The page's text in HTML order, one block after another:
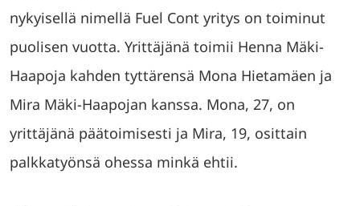
nykyisellä nimellä Fuel Cont yritys on toiminut
puolisen vuotta. Yrittäjänä toimii Henna Mäki-
Haapoja kahden tyttärensä Mona Hietamäen ja
Mira Mäki-Haapojan kanssa. Mona, 27, on
yrittäjänä päätoimisesti ja Mira, 19, osittain
palkkatyönsä ohessa minkä ehtii.